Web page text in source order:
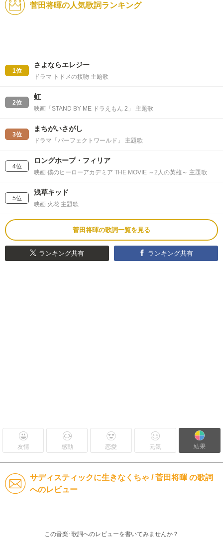
菅田将暉の人気歌詞ランキング
1位
さよならエレジー
ドラマ トドメの接吻 主題歌
2位
虹
映画「STAND BY ME ドラえもん 2」 主題歌
3位
まちがいさがし
ドラマ「パーフェクトワールド」 主題歌
4位
ロングホープ・フィリア
映画 僕のヒーローアカデミア THE MOVIE ～2人の英雄～ 主題歌
5位
浅草キッド
映画 火花 主題歌
菅田将暉の歌詞一覧を見る
ランキング共有 ランキング共有
友情 感動 恋愛 元気 結果
サディスティックに生きなくちゃ / 菅田将暉 の歌詞
へのレビュー
この音楽･歌詞へのレビューを書いてみませんか？